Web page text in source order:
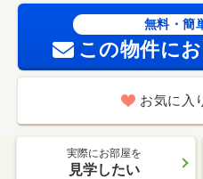
無料・簡
この物件に
お気に入
実際にお部屋を
見学したい